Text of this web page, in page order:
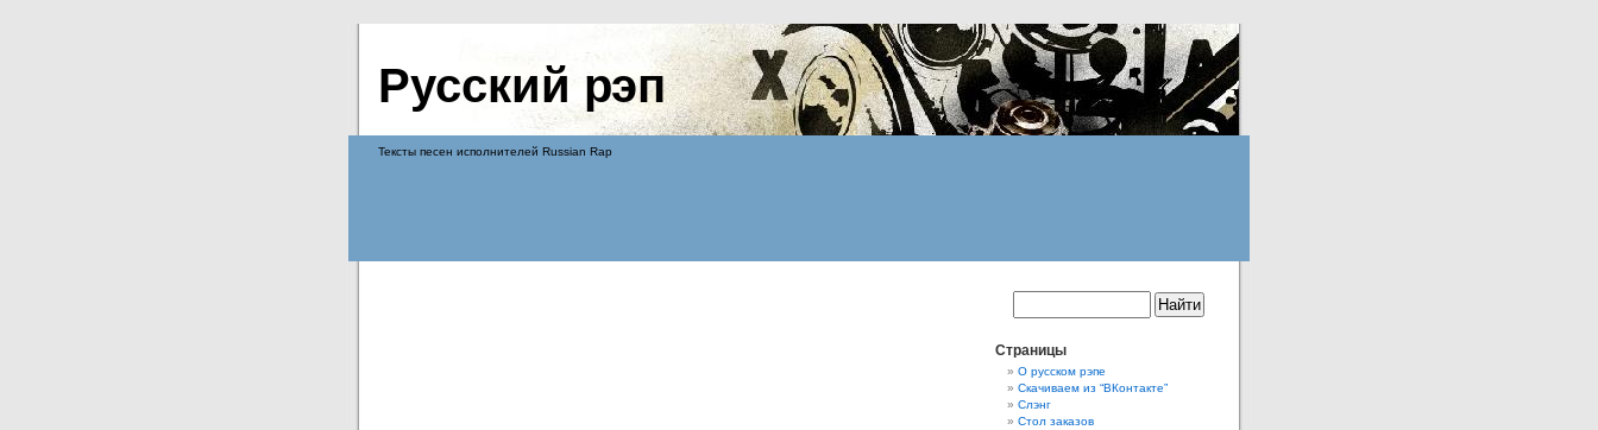
Русский рэп
Тексты песен исполнителей Russian Rap
Страницы
О русском рэпе
Скачиваем из “ВКонтакте”
Слэнг
Стол заказов